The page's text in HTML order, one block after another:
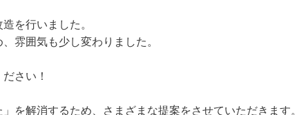
を行いました。
雰囲気も少し変わりました。
さい！
を解消するため、さまざまな提案をさせていただきます。